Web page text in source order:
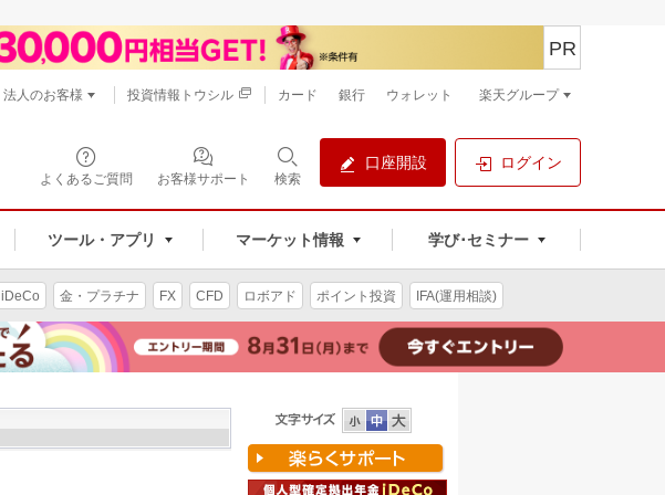
よくあるご質問 お客様サポート 検索
口座開設 ログイン
ツール・アプリ マーケット情報 学び･セミナー
PR
法人のお客様 投資情報トウシル カード 銀行 ウォレット 楽天グループ
iDeCo 金・プラチナ FX CFD ロボアド ポイント投資 IFA(運用相談)